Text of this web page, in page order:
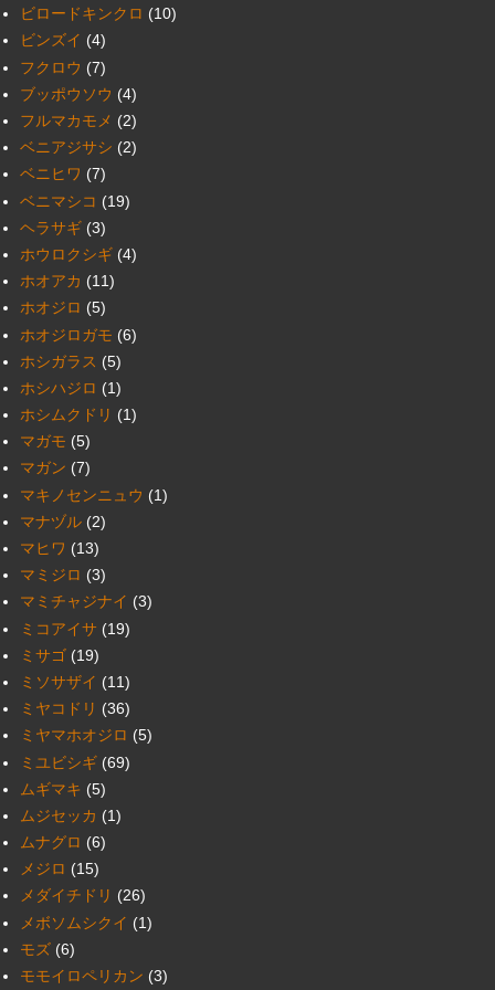
ビロードキンクロ (10)
ビンズイ (4)
フクロウ (7)
ブッポウソウ (4)
フルマカモメ (2)
ベニアジサシ (2)
ベニヒワ (7)
ベニマシコ (19)
ヘラサギ (3)
ホウロクシギ (4)
ホオアカ (11)
ホオジロ (5)
ホオジロガモ (6)
ホシガラス (5)
ホシハジロ (1)
ホシムクドリ (1)
マガモ (5)
マガン (7)
マキノセンニュウ (1)
マナヅル (2)
マヒワ (13)
マミジロ (3)
マミチャジナイ (3)
ミコアイサ (19)
ミサゴ (19)
ミソサザイ (11)
ミヤコドリ (36)
ミヤマホオジロ (5)
ミユビシギ (69)
ムギマキ (5)
ムジセッカ (1)
ムナグロ (6)
メジロ (15)
メダイチドリ (26)
メボソムシクイ (1)
モズ (6)
モモイロペリカン (3)